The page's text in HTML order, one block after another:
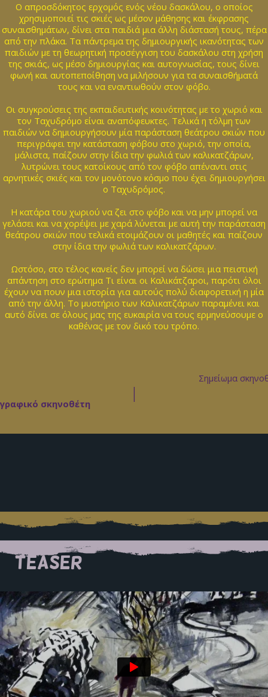
Ο απροσδόκητος ερχομός ενός νέου δασκάλου, ο οποίος
χρησιμοποιεί τις σκιές ως μέσον μάθησης και έκφρασης
συναισθημάτων, δίνει στα παιδιά μια άλλη διάστασή τους, πέρα
από την πλάκα. Τα πάντρεμα της δημιουργικής ικανότητας των
παιδιών με τη θεωρητική προσέγγιση του δασκάλου στη χρήση
της σκιάς, ως μέσο δημιουργίας και αυτογνωσίας, τους δίνει
φωνή και αυτοπεποίθηση να μιλήσουν για τα συναισθήματά
τους και να εναντιωθούν στον φόβο.
Οι συγκρούσεις της εκπαιδευτικής κοινότητας με το χωριό και
τον Ταχυδρόμο είναι αναπόφευκτες. Τελικά η τόλμη των
παιδιών να δημιουργήσουν μία παράσταση θεάτρου σκιών που
περιγράφει την κατάσταση φόβου στο χωριό, την οποία,
μάλιστα, παίζουν στην ίδια την φωλιά των καλικατζάρων,
λυτρώνει τους κατοίκους από τον φόβο απέναντι στις
αρνητικές σκιές και τον μονότονο κόσμο που έχει δημιουργήσει
ο Ταχυδρόμος.
Η κατάρα του χωριού να ζει στο φόβο και να μην μπορεί να
γελάσει και να χορέψει με χαρά λύνεται με αυτή την παράσταση
θεάτρου σκιών που τελικά ετοιμάζουν οι μαθητές και παίζουν
στην ίδια την φωλιά των καλικατζάρων.
Ωστόσο, στο τέλος κανείς δεν μπορεί να δώσει μια πειστική
απάντηση στο ερώτημα Τι είναι οι Καλικάτζαροι, παρότι όλοι
έχουν να πουν μια ιστορία για αυτούς πολύ διαφορετική η μία
από την άλλη. Το μυστήριο των Καλικατζάρων παραμένει και
αυτό δίνει σε όλους μας της ευκαιρία να τους ερμηνεύσουμε ο
καθένας με τον δικό του τρόπο.
Σημείωμα
|
σκηνοθέτη
TEASER